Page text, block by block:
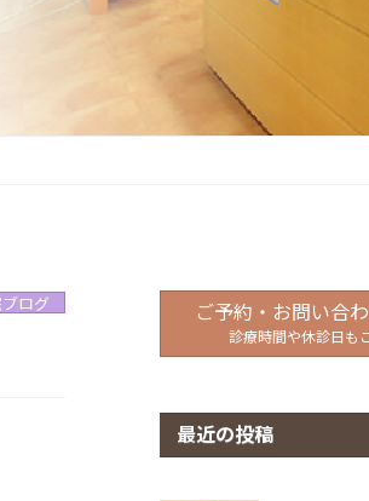
ログ ご予約・お問い合
診療時間や休診日も
最近の投稿